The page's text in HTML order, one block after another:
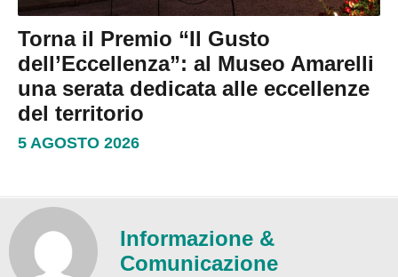
Torna il Premio “Il Gusto
dell’Eccellenza”: al Museo Amarelli
una serata dedicata alle eccellenze
del territorio
5 AGOSTO 2026
Informazione &
Comunicazione